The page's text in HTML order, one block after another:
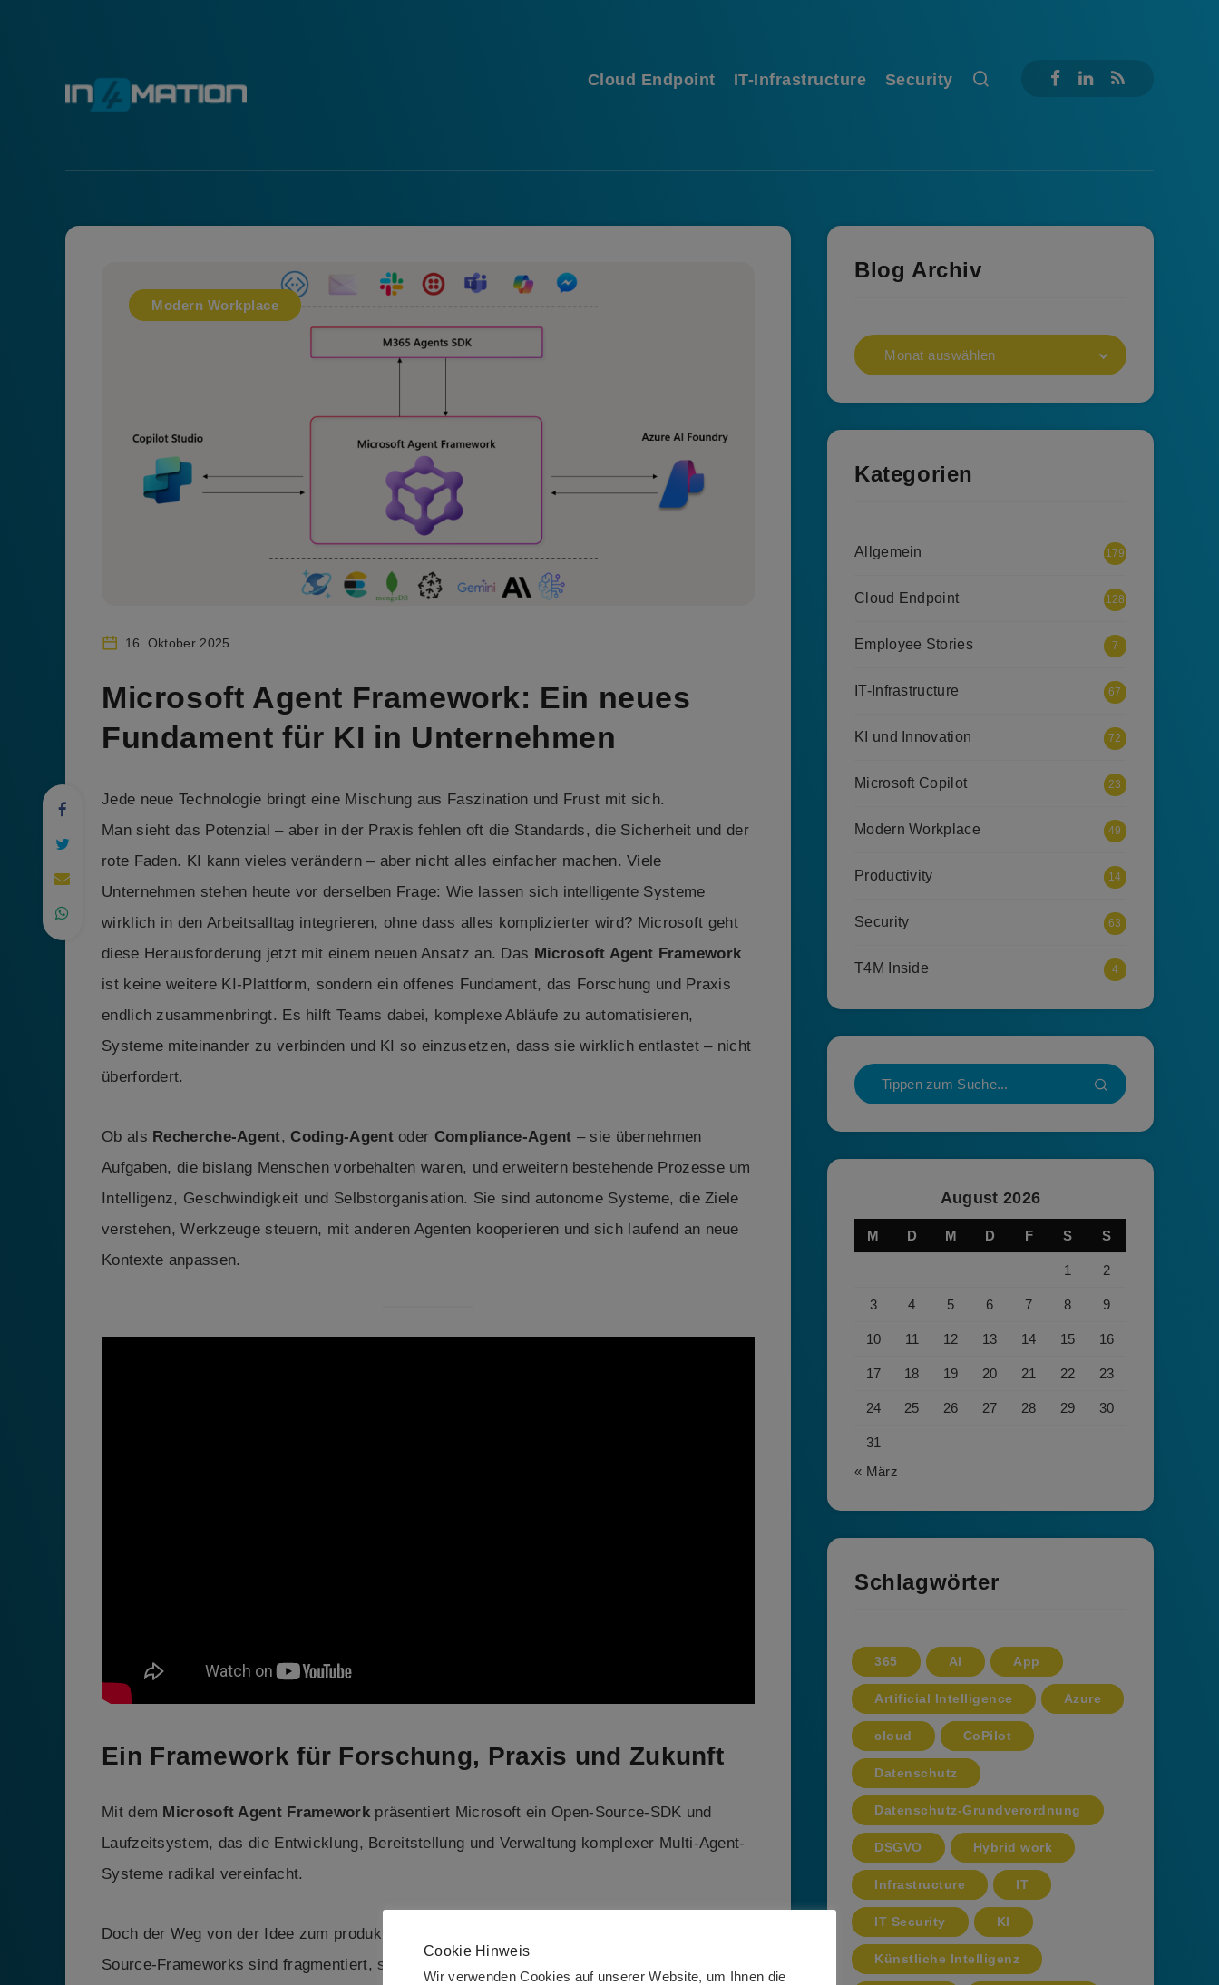
Cloud Endpoint IT-Infrastructure Security
Modern Workplace
16. Oktober 2025
Microsoft Agent Framework: Ein neues
Fundament für KI in Unternehmen
Jede neue Technologie bringt eine Mischung aus Faszination und Frust mit sich.
Man sieht das Potenzial – aber in der Praxis fehlen oft die Standards, die Sicherheit und der
rote Faden. KI kann vieles verändern – aber nicht alles einfacher machen. Viele
Unternehmen stehen heute vor derselben Frage: Wie lassen sich intelligente Systeme
wirklich in den Arbeitsalltag integrieren, ohne dass alles komplizierter wird? Microsoft geht
diese Herausforderung jetzt mit einem neuen Ansatz an. Das Microsoft Agent Framework
ist keine weitere KI-Plattform, sondern ein offenes Fundament, das Forschung und Praxis
endlich zusammenbringt. Es hilft Teams dabei, komplexe Abläufe zu automatisieren,
Systeme miteinander zu verbinden und KI so einzusetzen, dass sie wirklich entlastet – nicht
überfordert.
Ob als Recherche-Agent,Coding-Agentoder Compliance-Agent – sie übernehmen
Aufgaben, die bislang Menschen vorbehalten waren, und erweitern bestehende Prozesse um
Intelligenz, Geschwindigkeit und Selbstorganisation. Sie sind autonome Systeme, die Ziele
verstehen, Werkzeuge steuern, mit anderen Agenten kooperieren und sich laufend an neue
Kontexte anpassen.
Ein Framework für Forschung, Praxis und Zukunft
Mit dem Microsoft Agent Frameworkpräsentiert Microsoft ein Open-Source-SDK und
Laufzeitsystem, das die Entwicklung, Bereitstellung und Verwaltung komplexer Multi-Agent-
Systeme radikal vereinfacht.
Doch der Weg von der Idee zum produktiven Einsatz war bislang schwierig. Viele Open-
Source-Frameworks sind fragmentiert, schwer integrierbar oder nicht sicher genug für den
Blog Archiv
Monat auswählen
Kategorien
Allgemein 179
Cloud Endpoint 128
Employee Stories 7
IT-Infrastructure 67
KI und Innovation 72
Microsoft Copilot 23
Modern Workplace 49
Productivity 14
Security 63
T4M Inside 4
August 2026
M D M D F S S
1 2
3 4 5 6 7 8 9
10 11 12 13 14 15 16
17 18 19 20 21 22 23
24 25 26 27 28 29 30
31
« März
Schlagwörter
365 AI App
Artificial Intelligence Azure
cloud CoPilot
Datenschutz
Datenschutz-Grundverordnung
DSGVO Hybrid work
Infrastructure IT
IT Security KI
Künstliche Intelligenz
Cookie Hinweis
Wir verwenden Cookies auf unserer Website, um Ihnen die